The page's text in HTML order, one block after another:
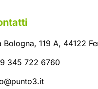
Bologna, 119 A, 44122
345 722 6760